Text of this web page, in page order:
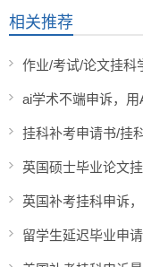
相关推荐
作业/考试/论文挂科
挂科补考申请书/挂
英国硕士毕业论文
留学生延迟毕业申